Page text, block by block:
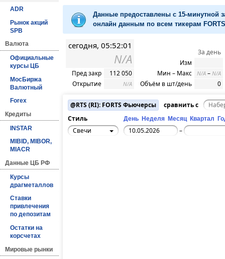
ADR
Рынок акций
SPB
Валюта
Официальные
курсы ЦБ
МосБиржа
Валютный
Forex
Кредиты
INSTAR
MIBID, MIBOR,
MIACR
Данные ЦБ РФ
Курсы
драгметаллов
Ставки
привлечения
по депозитам
Остатки на
корсчетах
Мировые рынки
Данные предоставлены с 15-минутной
онлайн данным по всем тикерам
сегодня, 05:52:01
N/A
Пред закр
112 050
Открытие
N/A
За день
Изм
Мин – Макс
N/A – N/A
Объём в шт/день 0
@RTS (RI): FORTS Фьючерсы
сравнить с
Стиль
День Неделя Месяц Квартал
Свечи –